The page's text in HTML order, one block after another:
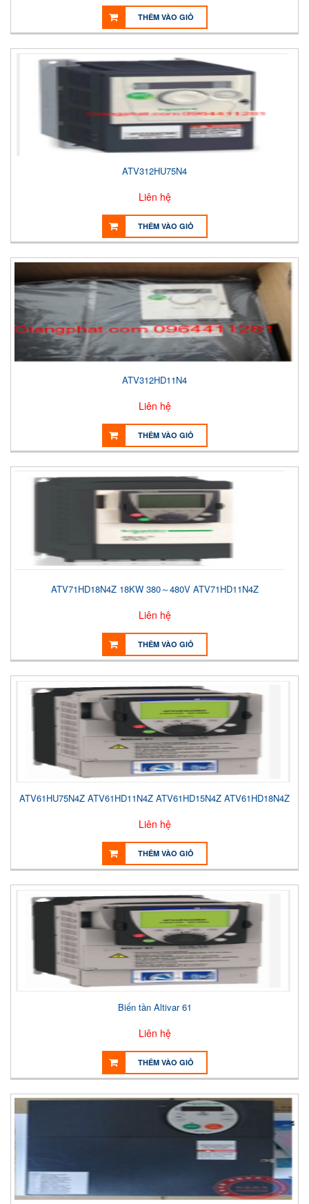
THÊM VÀO GIỎ
ATV312HU75N4
Liên hệ
THÊM VÀO GIỎ
ATV312HD11N4
Liên hệ
THÊM VÀO GIỎ
ATV71HD18N4Z 18KW 380～480V ATV71HD11N4Z
Liên hệ
THÊM VÀO GIỎ
ATV61HU75N4Z ATV61HD11N4Z ATV61HD15N4Z ATV61HD18N4Z
Liên hệ
THÊM VÀO GIỎ
Biến tần Altivar 61
Liên hệ
THÊM VÀO GIỎ